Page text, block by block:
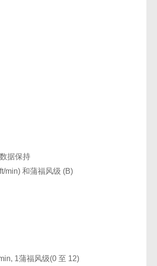
据保持
min) 和蒲福风级 (B)
1蒲福风级(0 至 12)